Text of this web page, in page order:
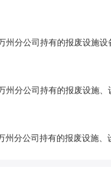
州分公司持有的报废设施设
州分公司持有的报废设施、
州分公司持有的报废设施、